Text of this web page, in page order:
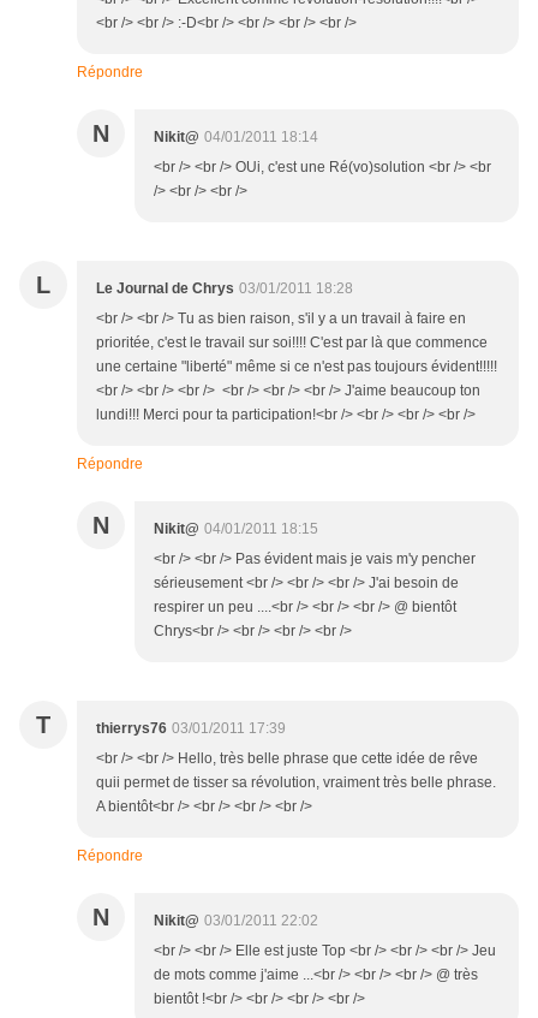
<br /> <br /> :-D<br /> <br /> <br /> <br />
Répondre
N Nikit@ 04/01/2011 18:14
<br /> <br /> OUi, c'est une Ré(vo)solution <br /> <br
/> <br /> <br />
L Le Journal de Chrys 03/01/2011 18:28
<br /> <br /> Tu as bien raison, s'il y a un travail à faire en
prioritée, c'est le travail sur soi!!!! C'est par là que commence
une certaine "liberté" même si ce n'est pas toujours évident!!!!!
<br /> <br /> <br /> <br /> <br /> <br /> J'aime beaucoup ton
lundi!!! Merci pour ta participation!<br /> <br /> <br /> <br />
Répondre
N Nikit@ 04/01/2011 18:15
<br /> <br /> Pas évident mais je vais m'y pencher
sérieusement <br /> <br /> <br /> J'ai besoin de
respirer un peu ....<br /> <br /> <br /> @ bientôt
Chrys<br /> <br /> <br /> <br />
T thierrys76 03/01/2011 17:39
<br /> <br /> Hello, très belle phrase que cette idée de rêve
quii permet de tisser sa révolution, vraiment très belle phrase.
A bientôt<br /> <br /> <br /> <br />
Répondre
N Nikit@ 03/01/2011 22:02
<br /> <br /> Elle est juste Top <br /> <br /> <br /> Jeu
de mots comme j'aime ...<br /> <br /> <br /> @ très
bientôt !<br /> <br /> <br /> <br />